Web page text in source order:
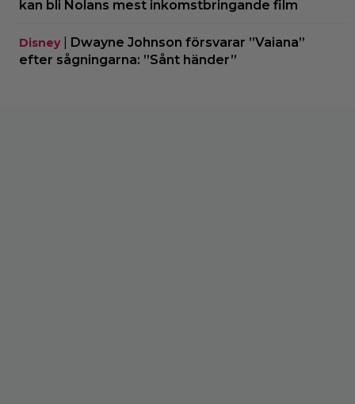
kan bli Nolans mest inkomstbringande film
Disney| Dwayne Johnson försvarar ”Vaiana”
efter sågningarna: ”Sånt händer”